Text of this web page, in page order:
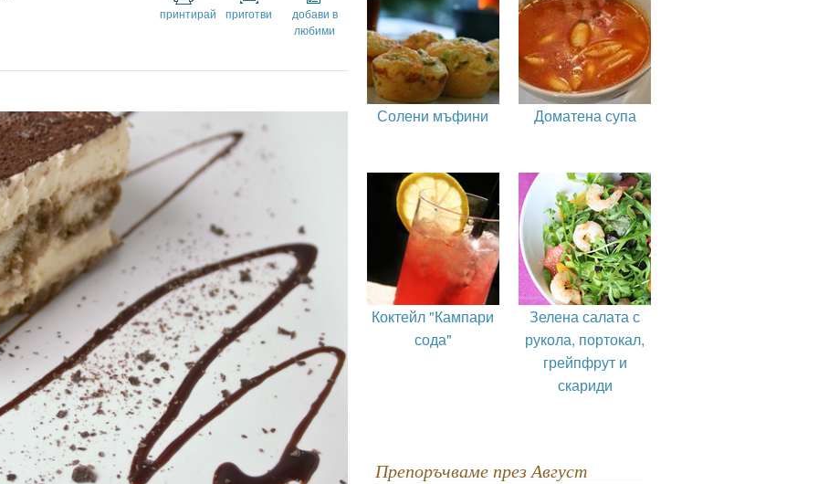
принтирай приготви
добави в
любими
Солени мъфини Доматена супа
Коктейл "Кампари
сода"
Зелена салата с
рукола, портокал,
грейпфрут и
скариди
Препоръчваме през Август